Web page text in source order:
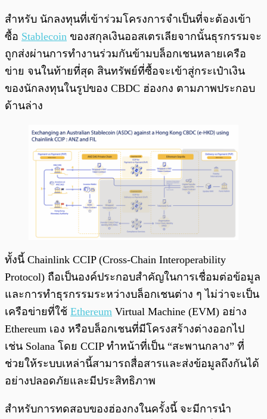
สำหรับ นักลงทุนที่เข้าร่วมโครงการจำเป็นที่จะต้องเข้า
ซื้อ Stablecoin ของสกุลเงินออสเตรเลียจากนั้นธุรกรรมจะ
ถูกส่งผ่านการทำงานร่วมกันข้ามบล็อกเชนหลายเครือ
ข่าย จนในท้ายที่สุด สินทรัพย์ที่ซื้อจะเข้าสู่กระเป๋าเงิน
ของนักลงทุนในรูปของ CBDC ฮ่องกง ตามภาพประกอบ
ด้านล่าง
ทั้งนี้ Chainlink CCIP (Cross-Chain Interoperability
Protocol) ถือเป็นองค์ประกอบสำคัญในการเชื่อมต่อข้อมูล
และการทำธุรกรรมระหว่างบล็อกเชนต่าง ๆ ไม่ว่าจะเป็น
เครือข่ายที่ใช้ Ethereum Virtual Machine (EVM) อย่าง
Ethereum เอง หรือบล็อกเชนที่มีโครงสร้างต่างออกไป
เช่น Solana โดย CCIP ทำหน้าที่เป็น “สะพานกลาง” ที่
ช่วยให้ระบบเหล่านี้สามารถสื่อสารและส่งข้อมูลถึงกันได้
อย่างปลอดภัยและมีประสิทธิภาพ
สำหรับการทดสอบของฮ่องกงในครั้งนี้ จะมีการนำ